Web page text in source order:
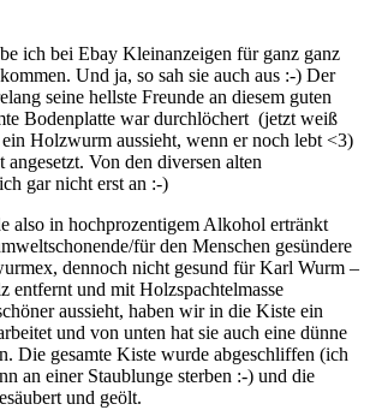
ich bei Ebay Kleinanzeigen für ganz ganz
Und ja, so sah sie auch aus :-) Der
seine hellste Freunde an diesem guten
Bodenplatte war durchlöchert (jetzt weiß
Holzwurm aussieht, wenn er noch lebt <3)
angesetzt. Von den diversen alten
gar nicht erst an :-)
also in hochprozentigem Alkohol ertränkt
für den Menschen gesündere
dennoch nicht gesund für Karl Wurm –
entfernt und mit Holzspachtelmasse
aussieht, haben wir in die Kiste ein
und von unten hat sie auch eine dünne
Die gesamte Kiste wurde abgeschliffen (ich
an einer Staublunge sterben :-) und die
und geölt.